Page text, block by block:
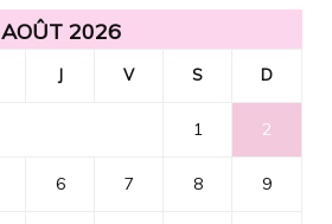
AOÛT 2026
J V S D
1 2
6 7 8 9